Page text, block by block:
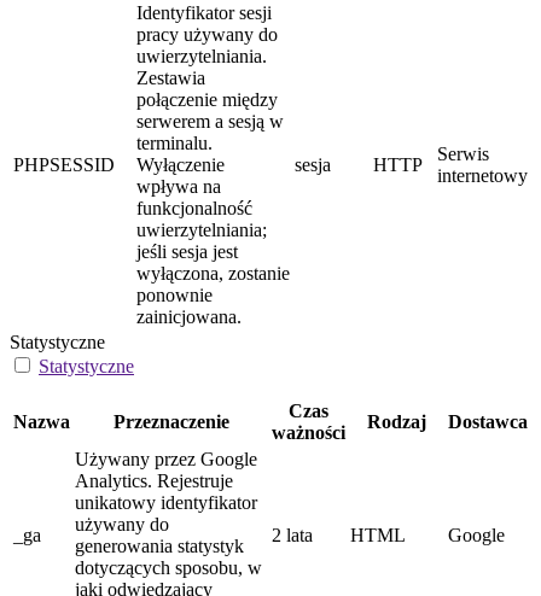
PHPSESSID
Identyfikator sesji
pracy używany do
uwierzytelniania.
Zestawia
połączenie między
serwerem a sesją w
terminalu.
Wyłączenie
wpływa na
funkcjonalność
uwierzytelniania;
jeśli sesja jest
wyłączona, zostanie
ponownie
zainicjowana.
sesja HTTP
Serwis
internetowy
Statystyczne
Statystyczne
Nazwa Przeznaczenie
Czas
ważności
Rodzaj Dostawca
_ga
Używany przez Google
Analytics. Rejestruje
unikatowy identyfikator
używany do
generowania statystyk
dotyczących sposobu, w
jaki odwiedzający
2 lata HTML Google